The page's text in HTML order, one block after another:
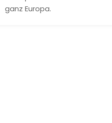
ganz Europa.